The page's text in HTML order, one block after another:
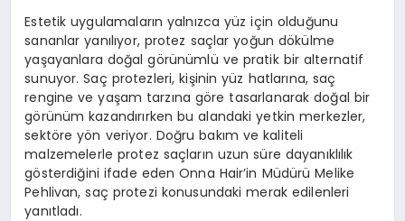
Estetik uygulamaların yalnızca yüz için olduğunu
sananlar yanılıyor, protez saçlar yoğun dökülme
yaşayanlara doğal görünümlü ve pratik bir alternatif
sunuyor. Saç protezleri, kişinin yüz hatlarına, saç
rengine ve yaşam tarzına göre tasarlanarak doğal bir
görünüm kazandırırken bu alandaki yetkin merkezler,
sektöre yön veriyor. Doğru bakım ve kaliteli
malzemelerle protez saçların uzun süre dayanıklılık
gösterdiğini ifade eden Onna Hair’in Müdürü Melike
Pehlivan, saç protezi konusundaki merak edilenleri
yanıtladı.